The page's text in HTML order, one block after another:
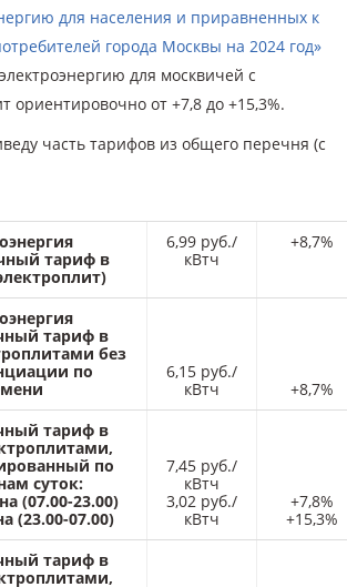
для населения и приравненных к
города Москвы на 2024 год»
для москвичей с
ориентировочно от +7,8 до +15,3%.
часть тарифов из общего перечня (с
тариф в
6,99 руб./
кВтч
+8,7%
тариф в
без
по
6,15 руб./
кВтч
+8,7%
тариф в
по
суток:
(07.00-23.00)
(23.00-07.00)
7,45 руб./
кВтч
3,02 руб./
кВтч
+7,8%
+15,3%
тариф в